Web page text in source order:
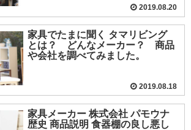
2019.08.20
家具でたまに聞く タマリビング
とは？ どんなメーカー？ 商品
や会社を調べてみました。
2019.08.18
家具メーカー 株式会社 パモウナ
歴史 商品説明 食器棚の良し悪し